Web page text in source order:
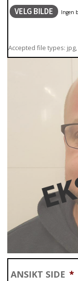
VELG BILDE
Accepted file types:
ANSIKT SIDE *